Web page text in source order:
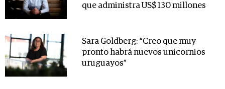
que administra US$ 130 millones
Sara Goldberg: “Creo que muy
pronto habrá nuevos unicornios
uruguayos”